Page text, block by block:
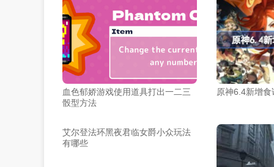
血色郁娇游戏使用道具打出一二三
骰型方法
原神6.4新增
艾尔登法环黑夜君临女爵小众玩法
有哪些